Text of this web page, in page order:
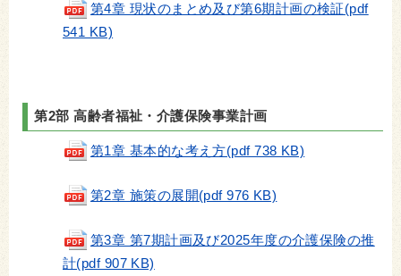
第4章 現状のまとめ及び第6期計画の検証(pdf
541 KB)
第2部 高齢者福祉・介護保険事業計画
第1章 基本的な考え方(pdf 738 KB)
第2章 施策の展開(pdf 976 KB)
第3章 第7期計画及び2025年度の介護保険の推
計(pdf 907 KB)